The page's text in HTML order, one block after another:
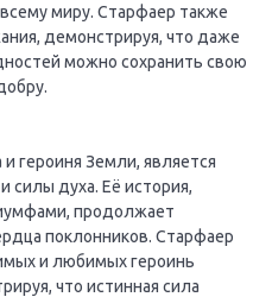
миру. Старфаер также
демонстрируя, что даже
можно сохранить свою
героиня Земли, является
силы духа. Её история,
продолжает
поклонников. Старфаер
и любимых героинь
что истинная сила